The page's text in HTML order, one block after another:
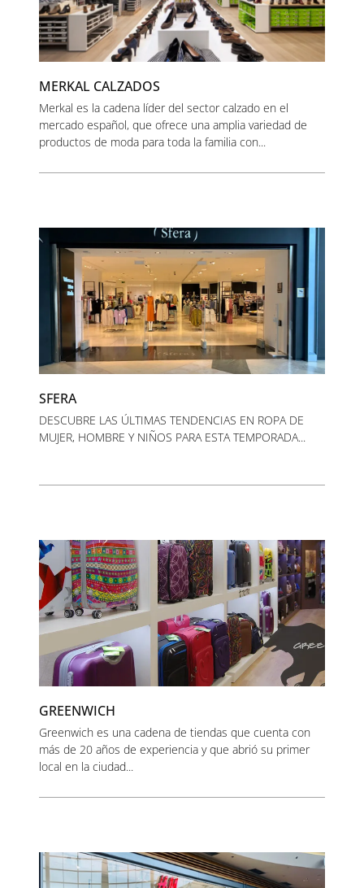
MERKAL CALZADOS
Merkal es la cadena líder del sector calzado en el
mercado español, que ofrece una amplia variedad de
productos de moda para toda la familia con...
SFERA
DESCUBRE LAS ÚLTIMAS TENDENCIAS EN ROPA DE
MUJER, HOMBRE Y NIÑOS PARA ESTA TEMPORADA...
GREENWICH
Greenwich es una cadena de tiendas que cuenta con
más de 20 años de experiencia y que abrió su primer
local en la ciudad...